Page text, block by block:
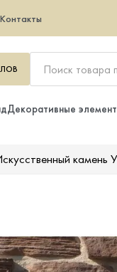
Контакты
Декоративные
камень